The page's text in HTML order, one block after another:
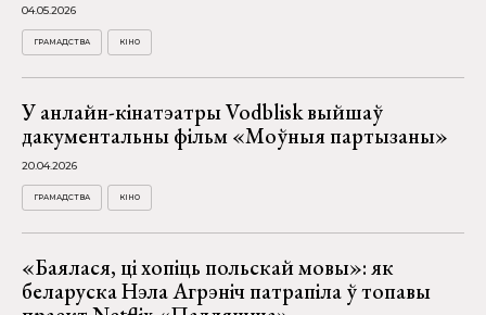
04.05.2026
ГРАМАДСТВА КІНО
У анлайн-кінатэатры Vodblisk выйшаў
дакументальны фільм «Моўныя партызаны»
20.04.2026
ГРАМАДСТВА КІНО
«Баялася, ці хопіць польскай мовы»: як
беларуска Нэла Агрэніч патрапіла ў топавы